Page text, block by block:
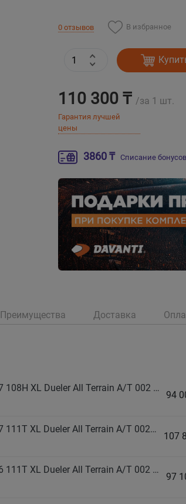
0 отзывов В избранное
110 300 ₸ /за 1 шт.
Гарантия лучшей
цены
3860 ₸ Списание бонусов
Преимущества Доставка
BRIDGESTONE Автошина 235/65 R17 108H XL Dueler All Terrain A/T 002 M+S
94
BRIDGESTONE Автошина 245/65 R17 111T XL Dueler All Terrain A/T 002 M+S
107
BRIDGESTONE Автошина 245/70 R16 111T XL Dueler All Terrain A/T 002 M+S
97